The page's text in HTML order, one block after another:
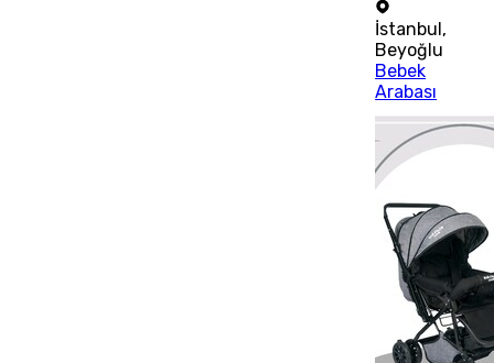
İstanbul ,
Beyoğlu
Bebek
Arabası